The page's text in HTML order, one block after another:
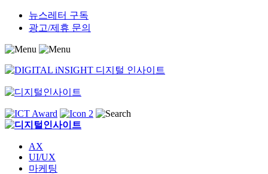
Skip
content
뉴스레터 구독
광고/제휴 문의
AX
UI/UX
마케팅